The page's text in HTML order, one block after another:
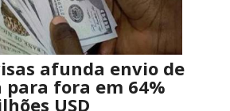
afunda envio de
para fora em 64%
USD